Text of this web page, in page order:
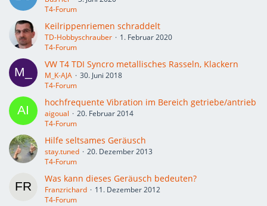
T4-Forum
Keilrippenriemen schraddelt
TD-Hobbyschrauber
1. Februar 2020
T4-Forum
VW T4 TDI Syncro metallisches Rasseln, Klackern
M_K-AJA
30. Juni 2018
T4-Forum
hochfrequente Vibration im Bereich getriebe/antrieb
aigoual
20. Februar 2014
T4-Forum
Hilfe seltsames Geräusch
stay.tuned
20. Dezember 2013
T4-Forum
Was kann dieses Geräusch bedeuten?
Franzrichard
11. Dezember 2012
T4-Forum